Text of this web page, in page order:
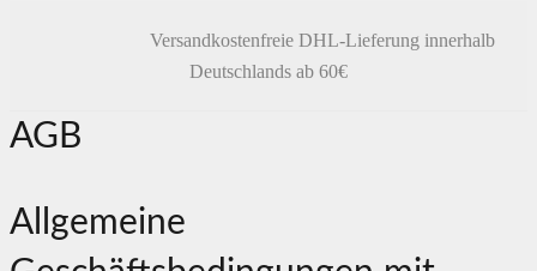
Versandkostenfreie DHL-Lieferung innerhalb
Deutschlands ab 60€
AGB
Allgemeine